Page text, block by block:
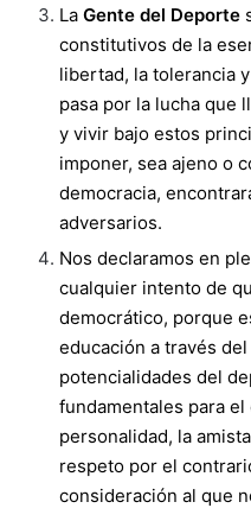
La Gente del Deporte
constitutivos de la
libertad, la tolerancia
pasa por la lucha que
y vivir bajo estos
imponer, sea ajeno o
democracia,
adversarios.
Nos declaramos en
cualquier intento de
democrático, porque
educación a través
potencialidades del
fundamentales para
personalidad, la
respeto por el
consideración al que